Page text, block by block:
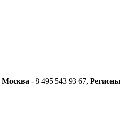
Москва - 8 495 543 93 67, Регионы